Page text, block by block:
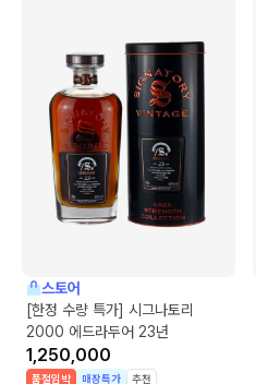
스토어
[한정 수량 특가] 시그나토리
2000 에드라두어 23년
1,250,000
품절임박 매장특가 추천